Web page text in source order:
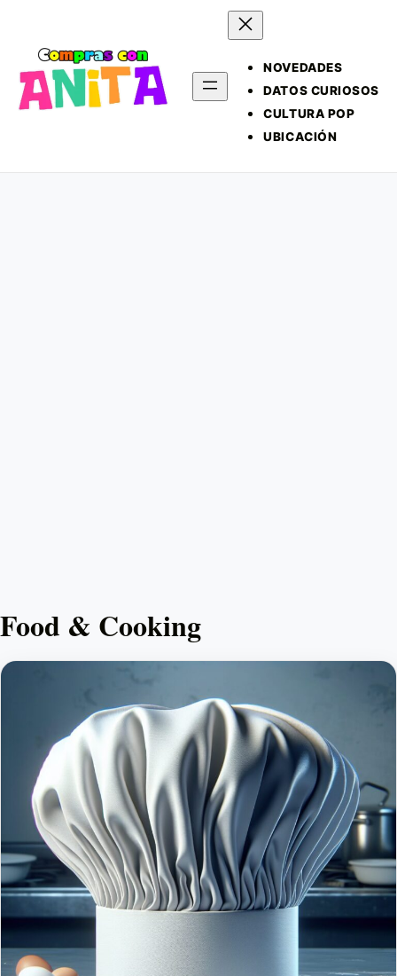
NOVEDADES
DATOS CURIOSOS
CULTURA POP
UBICACIÓN
Food & Cooking